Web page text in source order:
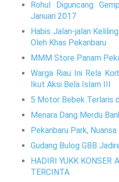
Rohul Diguncang
Januari 2017
Habis Jalan-jalan
Oleh Khas Pekanbaru
MMM Store Panam
Warga Riau Ini Rela
Ikut Aksi Bela Islam III
5 Motor Bebek Terlaris
Menara Dang Merdu
Pekanbaru Park,
Gudang Bulog GBB
HADIRI YUKK KONSER
TERCINTA